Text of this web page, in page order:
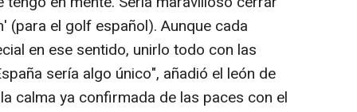
(para el golf español). Aunque cada
en ese sentido, unirlo todo con las
sería algo único", añadió el león de
calma ya confirmada de las paces con el